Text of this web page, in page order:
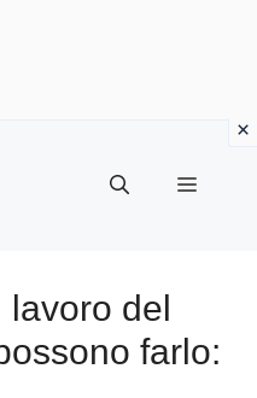
Menu
lavoro del
farlo: